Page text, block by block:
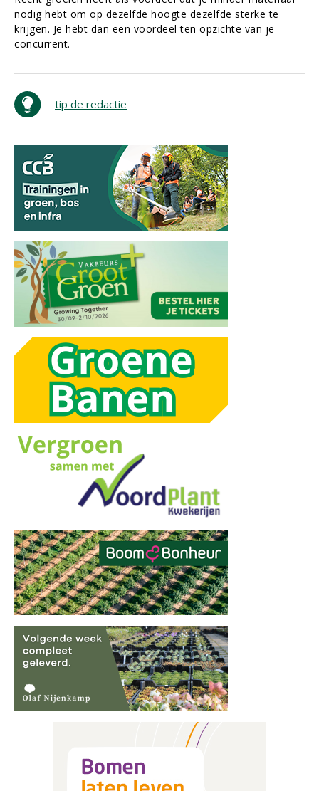
nodig hebt om op dezelfde hoogte dezelfde sterke te
krijgen. Je hebt dan een voordeel ten opzichte van je
concurrent.
tip de redactie